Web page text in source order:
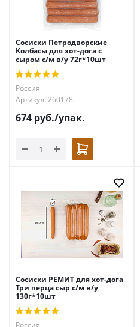
Сосиски Петродворские
Колбасы для хот-дога с
сыром с/м в/у 72г*10шт
Россия
Артикул: 260178
674 руб./упак.
Сосиски РЕМИТ для хот-дога
Три перца сыр с/м в/у
130г*10шт